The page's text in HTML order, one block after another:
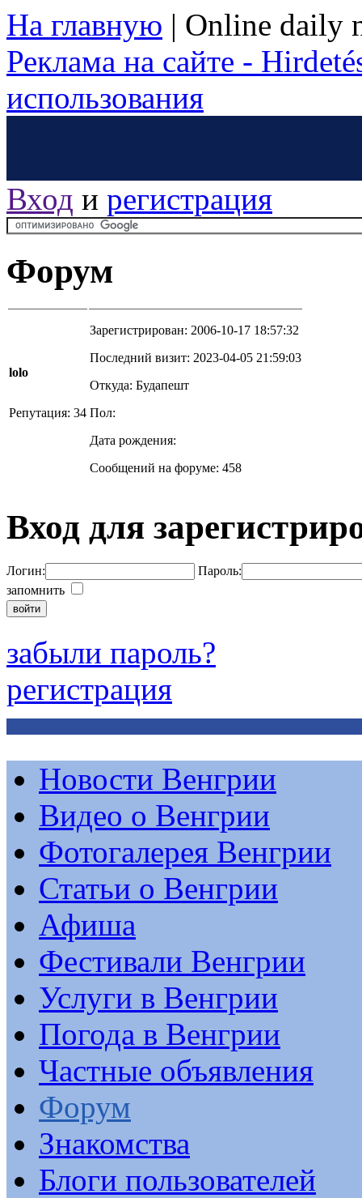
На главную | Online daily
Реклама на сайте -
использования
Вход и регистрация
Форум
lolo
Репутация: 34
Зарегистрирован: 2006-10-17 18:57:32
Последний визит: 2023-04-05 21:59:03
Откуда: Будапешт
Пол:
Дата рождения:
Сообщений на форуме: 458
Вход для
Логин:
Пароль:
запомнить
забыли пароль?
регистрация
Новости Венгрии
Видео о Венгрии
Фотогалерея Венгрии
Статьи о Венгрии
Афиша
Фестивали Венгрии
Услуги в Венгрии
Погода в Венгрии
Частные объявления
Форум
Знакомства
Блоги пользователей